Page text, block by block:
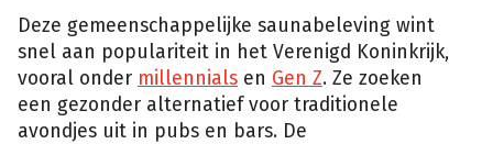
Deze gemeenschappelijke saunabeleving wint
snel aan populariteit in het Verenigd Koninkrijk,
vooral onder millennials en Gen Z. Ze zoeken
een gezonder alternatief voor traditionele
avondjes uit in pubs en bars. De